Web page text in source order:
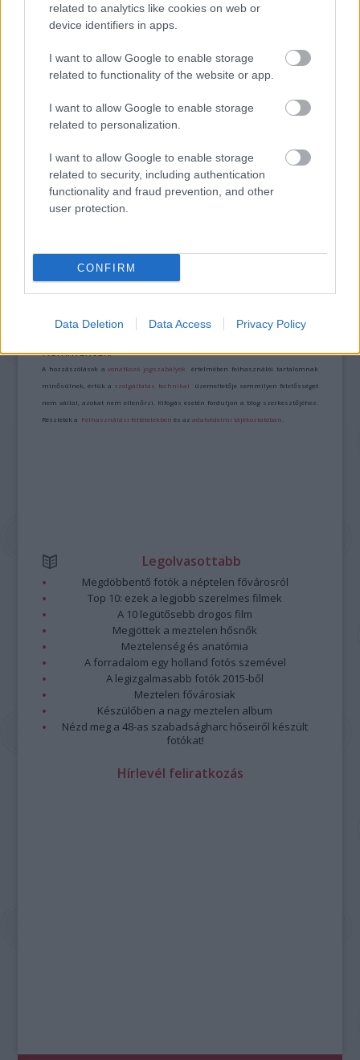
related to analytics like cookies on web or
device identifiers in apps.
I want to allow Google to enable storage
related to functionality of the website or app.
I want to allow Google to enable storage
related to personalization.
I want to allow Google to enable storage
related to security, including authentication
functionality and fraud prevention, and other
user protection.
CONFIRM
Data Deletion Data Access Privacy Policy
IRODALOM ÉS TERMÉSZET TALÁLKOZÁSA A
A bejegyzés trackback címe:
https://kulturpart.hu/api/trackback/id/7938700
Kommentek:
A hozzászólások avonatkozó jogszabályok értelmében felhasználói tartalomnak
minősülnek, értük a szolgáltatás technikai üzemeltetője semmilyen felelősséget
nem vállal, azokat nem ellenőrzi. Kifogás esetén forduljon a blog szerkesztőjéhez.
Részletek a Felhasználási feltételekben és azadatvédelmi tájékoztatóban
Legolvasottabb
Megdöbbentő fotók a néptelen fővárosról
Top 10: ezek a legjobb szerelmes filmek
A 10 legütősebb drogos film
Megjöttek a meztelen hősnők
Meztelenség és anatómia
A forradalom egy holland fotós szemével
A legizgalmasabb fotók 2015-ből
Meztelen fővárosiak
Készülőben a nagy meztelen album
Nézd meg a 48-as szabadságharc hőseiről készült
fotókat!
Hírlevél feliratkozás